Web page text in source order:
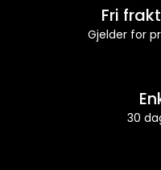
Fri
Gjelder for
30